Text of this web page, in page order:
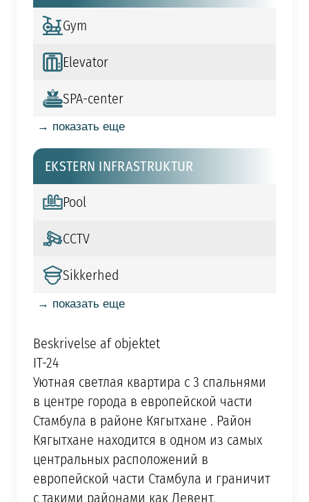
Gym
Elevator
SPA-center
→ показать еще
EKSTERN INFRASTRUKTUR
Pool
CCTV
Sikkerhed
→ показать еще
Beskrivelse af objektet
IT-24
Уютная светлая квартира с 3 спальнями
в центре города в европейской части
Стамбула в районе Кягытхане . Район
Кягытхане находится в одном из самых
центральных расположений в
европейской части Стамбула и граничит
с такими районами как Левент,